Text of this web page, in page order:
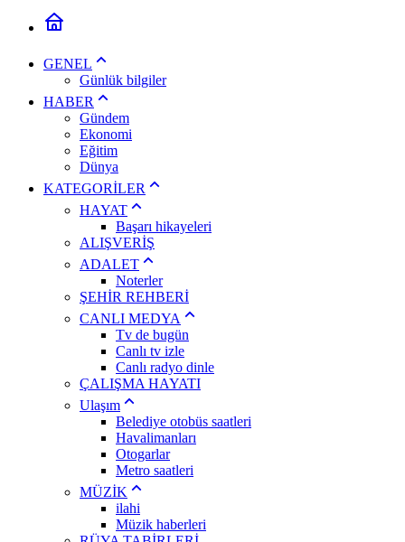
GENEL
Günlük bilgiler
HABER
Gündem
Ekonomi
Eğitim
Dünya
KATEGORİLER
HAYAT
Başarı hikayeleri
ALIŞVERİŞ
ADALET
Noterler
ŞEHİR REHBERİ
CANLI MEDYA
Tv de bugün
Canlı tv izle
Canlı radyo dinle
ÇALIŞMA HAYATI
Ulaşım
Belediye otobüs saatleri
Havalimanları
Otogarlar
Metro saatleri
MÜZİK
ilahi
Müzik haberleri